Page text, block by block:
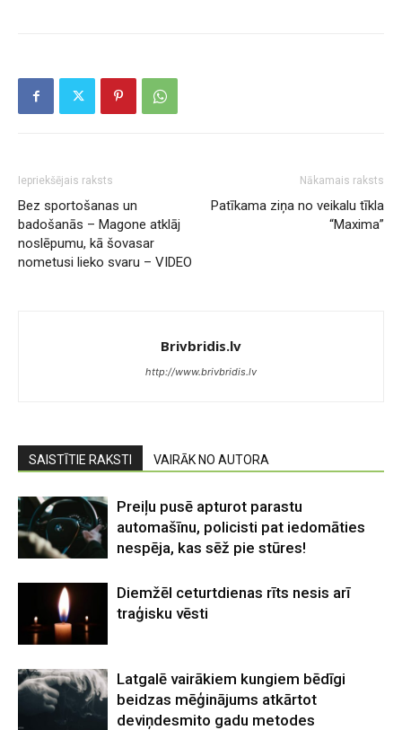
Iepriekšējais raksts
Bez sportošanas un
badošanās – Magone atklāj
noslēpumu, kā šovasar
nometusi lieko svaru – VIDEO
Nākamais raksts
Patīkama ziņa no veikalu tīkla
“Maxima”
Brivbridis.lv
http://www.brivbridis.lv
SAISTĪTIE RAKSTI VAIRĀK NO AUTORA
Preiļu pusē apturot parastu
automašīnu, policisti pat iedomāties
nespēja, kas sēž pie stūres!
Diemžēl ceturtdienas rīts nesis arī
traģisku vēsti
Latgalē vairākiem kungiem bēdīgi
beidzas mēģinājums atkārtot
deviņdesmito gadu metodes